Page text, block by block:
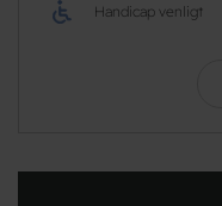
Handicap venligt